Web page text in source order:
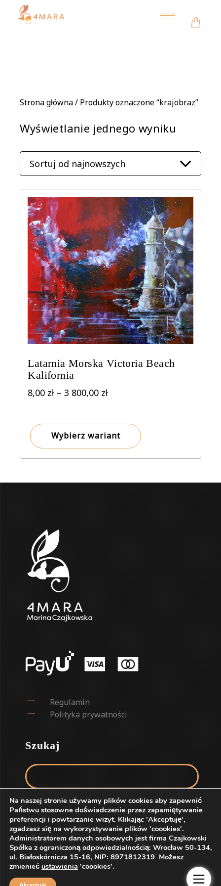
Toggle
navigation
Strona główna/ Produkty oznaczone “krajobraz”
Wyświetlanie jednego wyniku
Latarnia Morska Victoria Beach
Kalifornia
8,00 zł – 3 800,00 złZakres
8,00 zł
do
Wybierz wariant
Regulamin
Polityka prywatności
Szukaj
Szukaj:
© 4MARA - MARINA CZAJKOWSKA | CZAJKOWSKI SP. Z
Na naszej stronie używamy plików cookies aby zapewnić
Państwu stosowne doświadczenie przez zapamiętywanie
preferencji i powtarzanie wizyt. Klikając 'Akceptuję',
zgadzasz się na wykorzystywanie plików 'coookies'.
Administratorem danych osobowych jest firma Czajkowski
Spółka z ograniczoną odpowiedzialnością: Wrocław 50-134,
ul. Białoskórnicza 15-16, NIP: 8971812319 Możesz
zmienieć ustawienia 'coookies'.